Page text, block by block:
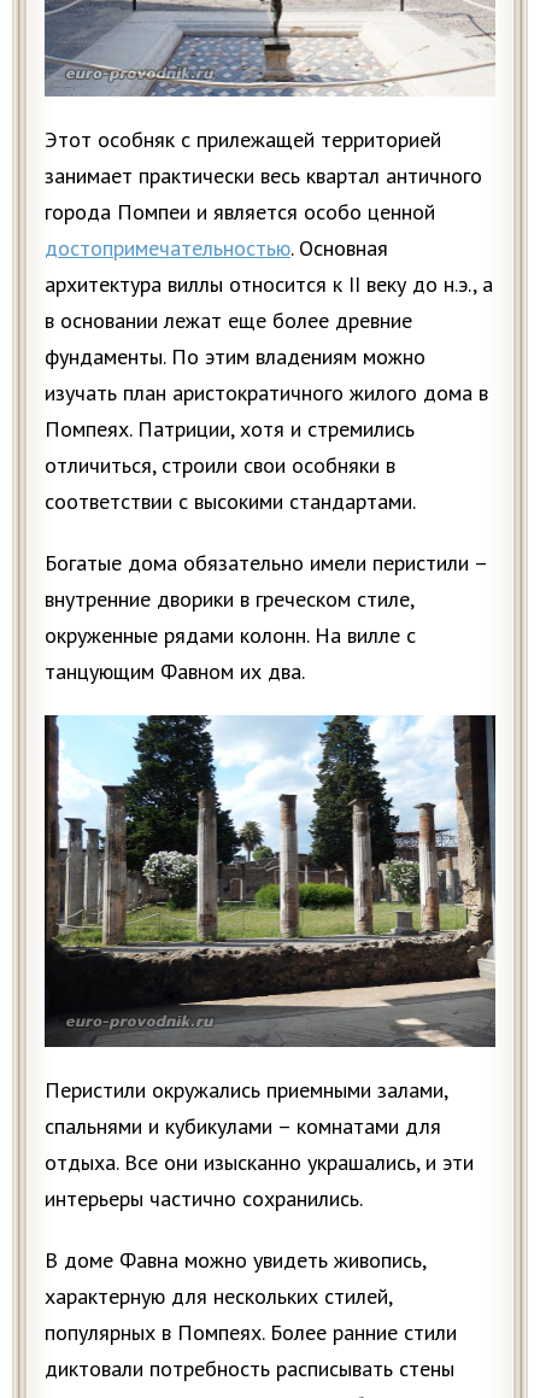
Этот особняк с прилежащей территорией
занимает практически весь квартал античного
города Помпеи и является особо ценной
достопримечательностью. Основная
архитектура виллы относится к II веку до н.э., а
в основании лежат еще более древние
фундаменты. По этим владениям можно
изучать план аристократичного жилого дома в
Помпеях. Патриции, хотя и стремились
отличиться, строили свои особняки в
соответствии с высокими стандартами.
Богатые дома обязательно имели перистили –
внутренние дворики в греческом стиле,
окруженные рядами колонн. На вилле с
танцующим Фавном их два.
Перистили окружались приемными залами,
спальнями и кубикулами – комнатами для
отдыха. Все они изысканно украшались, и эти
интерьеры частично сохранились.
В доме Фавна можно увидеть живопись,
характерную для нескольких стилей,
популярных в Помпеях. Более ранние стили
диктовали потребность расписывать стены